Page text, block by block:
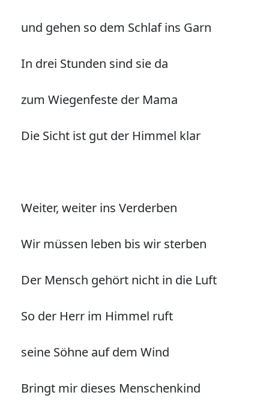
und gehen so dem Schlaf ins Garn
In drei Stunden sind sie da
zum Wiegenfeste der Mama
Die Sicht ist gut der Himmel klar
Weiter, weiter ins Verderben
Wir müssen leben bis wir sterben
Der Mensch gehört nicht in die Luft
So der Herr im Himmel ruft
seine Söhne auf dem Wind
Bringt mir dieses Menschenkind